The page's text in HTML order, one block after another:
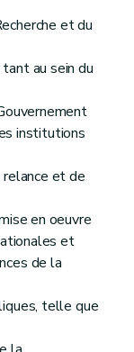
et du
au sein du
institutions
et de
en oeuvre
et
de la
telle que